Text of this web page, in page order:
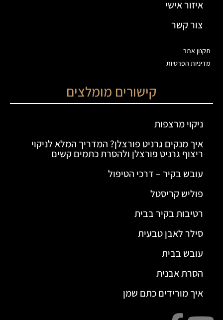
איזור אישי
צור קשר
תקנון אתר
מדיניות הפרטיות
קישורים מומלצים
ניקוי מרצפות
איך מנקים גרניט פורצלן? המדריך המלא לניקוי
ריצוף גרניט פורצלן ולהסרת כתמים קשים
עובש בקיר – דרכי הטיפול
פוליש קריסטל
רטיבות בקיר בבית
סילר לאבן טבעית
עובש בבית
הסרת אבנית
איך מורידים כתם שמן